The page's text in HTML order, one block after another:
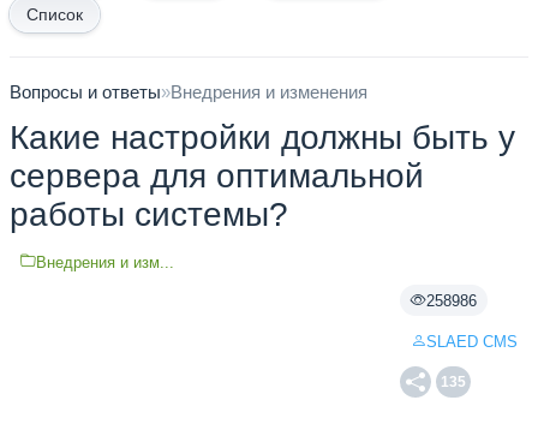
Список
Вопросы и ответы»Внедрения и изменения
Какие настройки должны быть у
сервера для оптимальной
работы системы?
258986
SLAED CMS
135
Внедрения и изм...